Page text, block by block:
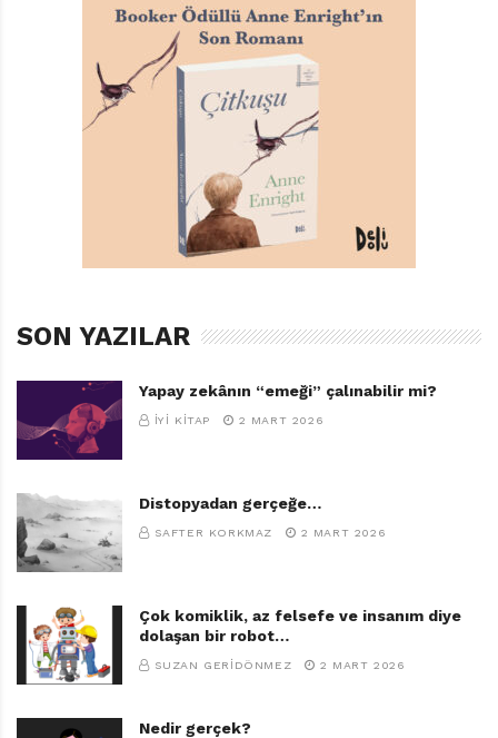
SON YAZILAR
Yapay zekânın “emeği” çalınabilir mi?
İYI KITAP 2 MART 2026
Distopyadan gerçeğe…
SAFTER KORKMAZ 2 MART 2026
Çok komiklik, az felsefe ve insanım diye
dolaşan bir robot…
SUZAN GERIDÖNMEZ 2 MART 2026
Nedir gerçek?